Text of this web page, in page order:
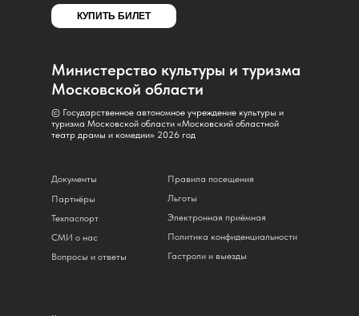
Документы
Правила посещения
Партнёры
Льготы
Техпаспорт
Электронная приёмная
Вопросы и ответы
СМИ о нас
Политика конфиденциальности
Гастроли и выезды
© Государственное автономное учреждение культуры и
туризма Московской области «Московский областной
театр драмы и комедии» 2026 год
Министерство культуры и туризма
Московской области
КУПИТЬ БИЛЕТ